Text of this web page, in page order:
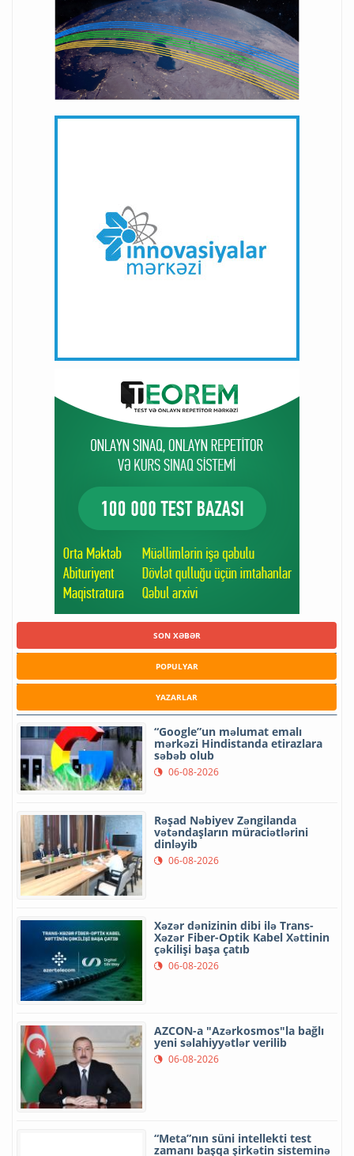
SON XƏBƏR
POPULYAR
YAZARLAR
“Google”un məlumat emalı
mərkəzi Hindistanda etirazlara
səbəb olub
06-08-2026
Rəşad Nəbiyev Zəngilanda
vətəndaşların müraciətlərini
dinləyib
06-08-2026
Xəzər dənizinin dibi ilə Trans-
Xəzər Fiber-Optik Kabel Xəttinin
çəkilişi başa çatıb
06-08-2026
AZCON-a "Azərkosmos"la bağlı
yeni səlahiyyətlər verilib
06-08-2026
“Meta”nın süni intellekti test
zamanı başqa şirkətin sisteminə